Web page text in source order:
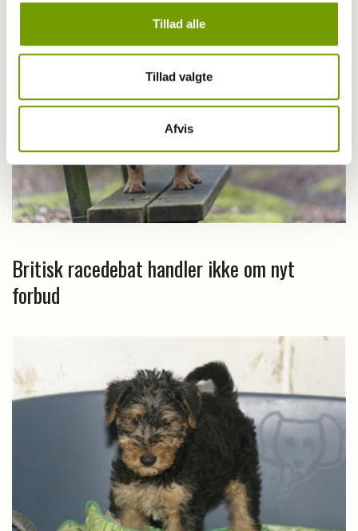
Tillad alle
Tillad valgte
Afvis
Britisk racedebat handler ikke om nyt
forbud